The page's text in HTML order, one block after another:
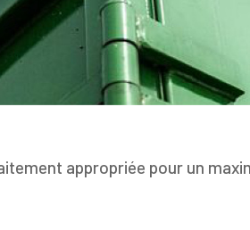
appropriée pour un